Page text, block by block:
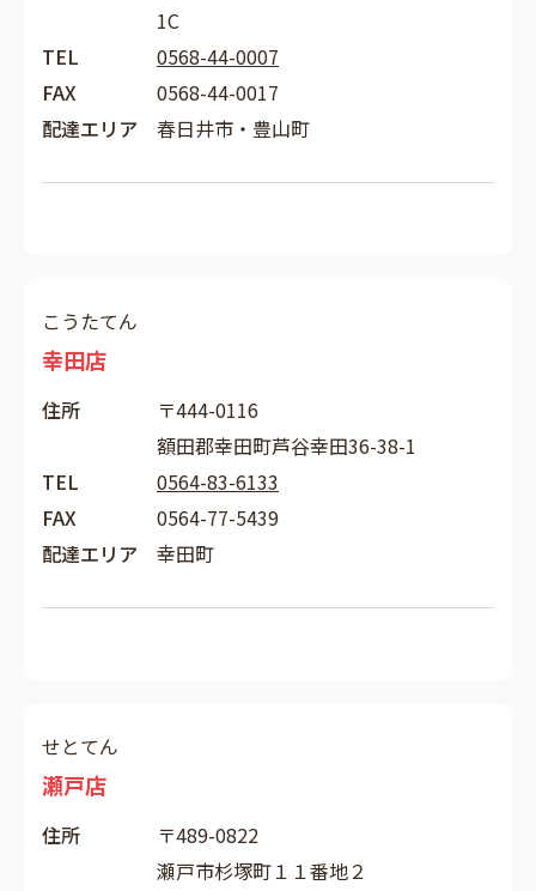
1C
TEL
0568-44-0007
FAX
0568-44-0017
配達エリア
春日井市・豊山町
こうたてん
幸田店
住所
〒444-0116
額田郡幸田町芦谷幸田36-38-1
TEL
0564-83-6133
FAX
0564-77-5439
配達エリア
幸田町
せとてん
瀬戸店
住所
〒489-0822
瀬戸市杉塚町１１番地２